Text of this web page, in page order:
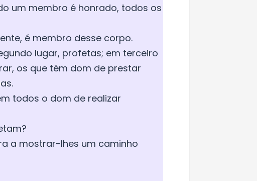
um membro é honrado, todos os
é membro desse corpo.
lugar, profetas; em terceiro
os que têm dom de prestar
todos o dom de realizar
a mostrar-lhes um caminho